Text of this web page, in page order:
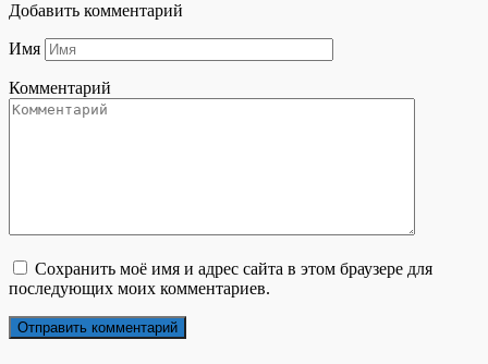
Добавить комментарий
Имя
Комментарий
Сохранить моё имя и адрес сайта в этом браузере для
последующих моих комментариев.